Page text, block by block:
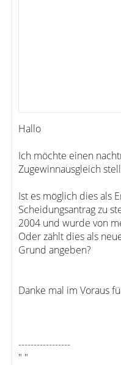
Hallo
Ich möchte einen
Zugewinnausgleich
Ist es möglich dies als
Scheidungsantrag zu
2004 und wurde von
Oder zählt dies als
Grund angeben?
Danke mal im Voraus
-----------------
" "